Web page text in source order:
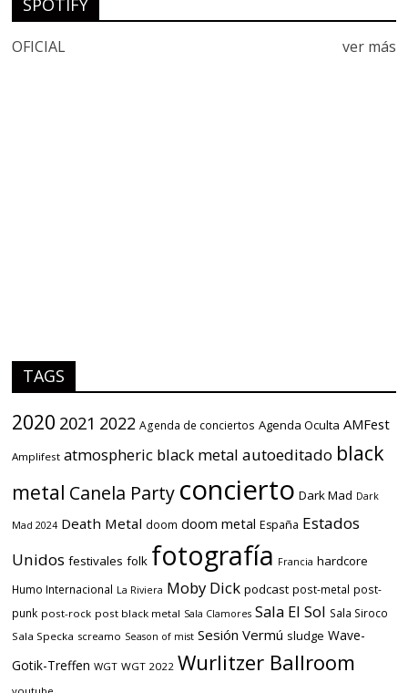
ver más
OFICIAL
TAGS
2020 2021 2022 Agenda de conciertos Agenda Oculta AMFest
Amplifest atmospheric black metal autoeditado black
metal Canela Party concierto Dark Mad Dark
Mad 2024 Death Metal doom doom metal España Estados
Unidos festivales folk fotografía Francia hardcore
Humo Internacional La Riviera Moby Dick podcast post-metal post-
punk post-rock post black metal Sala Clamores Sala El Sol Sala Siroco
Sala Specka screamo Season of mist Sesión Vermú sludge Wave-
Gotik-Treffen WGT WGT 2022 Wurlitzer Ballroom